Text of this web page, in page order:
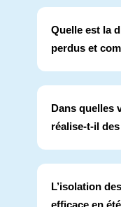
Quelle est la
perdus et
Dans quelles
réalise-t-il
L’isolation
efficace en